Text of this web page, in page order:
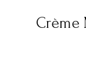
Crème